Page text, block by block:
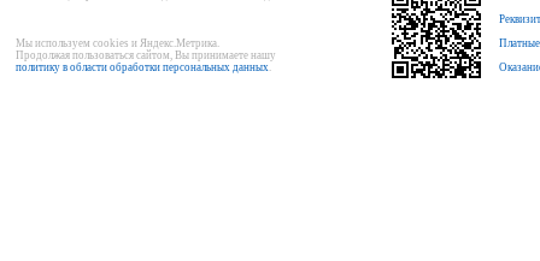
Мы используем cookies и Яндекс.Метрика.
Продолжая пользоваться сайтом, Вы принимаете нашу
политику в области обработки персональных данных.